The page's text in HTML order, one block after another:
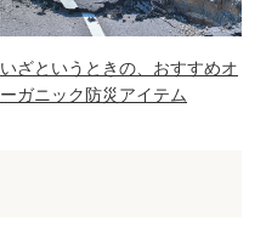
いざというときの、おすすめオ
ーガニック防災アイテム